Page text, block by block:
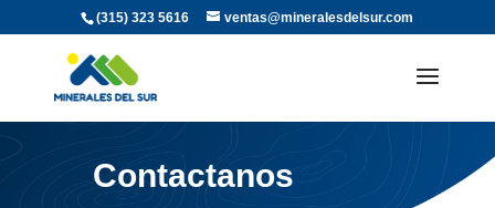
(315) 323 5616 ventas@mineralesdelsur.com
Contactanos